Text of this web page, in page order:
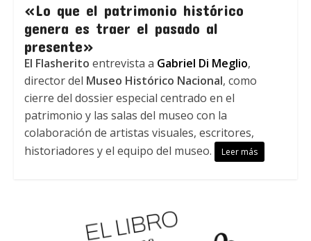
«Lo que el patrimonio histórico
genera es traer el pasado al
presente»
El Flasherito entrevista a Gabriel Di Meglio,
director del Museo Histórico Nacional, como
cierre del dossier especial centrado en el
patrimonio y las salas del museo con la
colaboración de artistas visuales, escritores,
historiadores y el equipo del museo.
Leer más